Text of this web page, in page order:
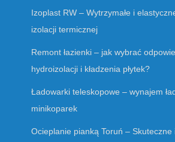
Izoplast RW – Wytrzymałe i
izolacji termicznej
Remont łazienki – jak wybrać
hydroizolacji i kładzenia płytek?
Ładowarki teleskopowe – wynajem
minikoparek
Ocieplanie pianką Toruń –